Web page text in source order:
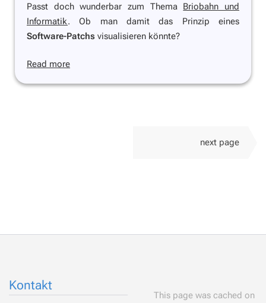
Passt doch wunderbar zum Thema Briobahn und
Informatik. Ob man damit das Prinzip eines
Software-Patchs visualisieren könnte?
Read more
next page
Kontakt
This page was cached on